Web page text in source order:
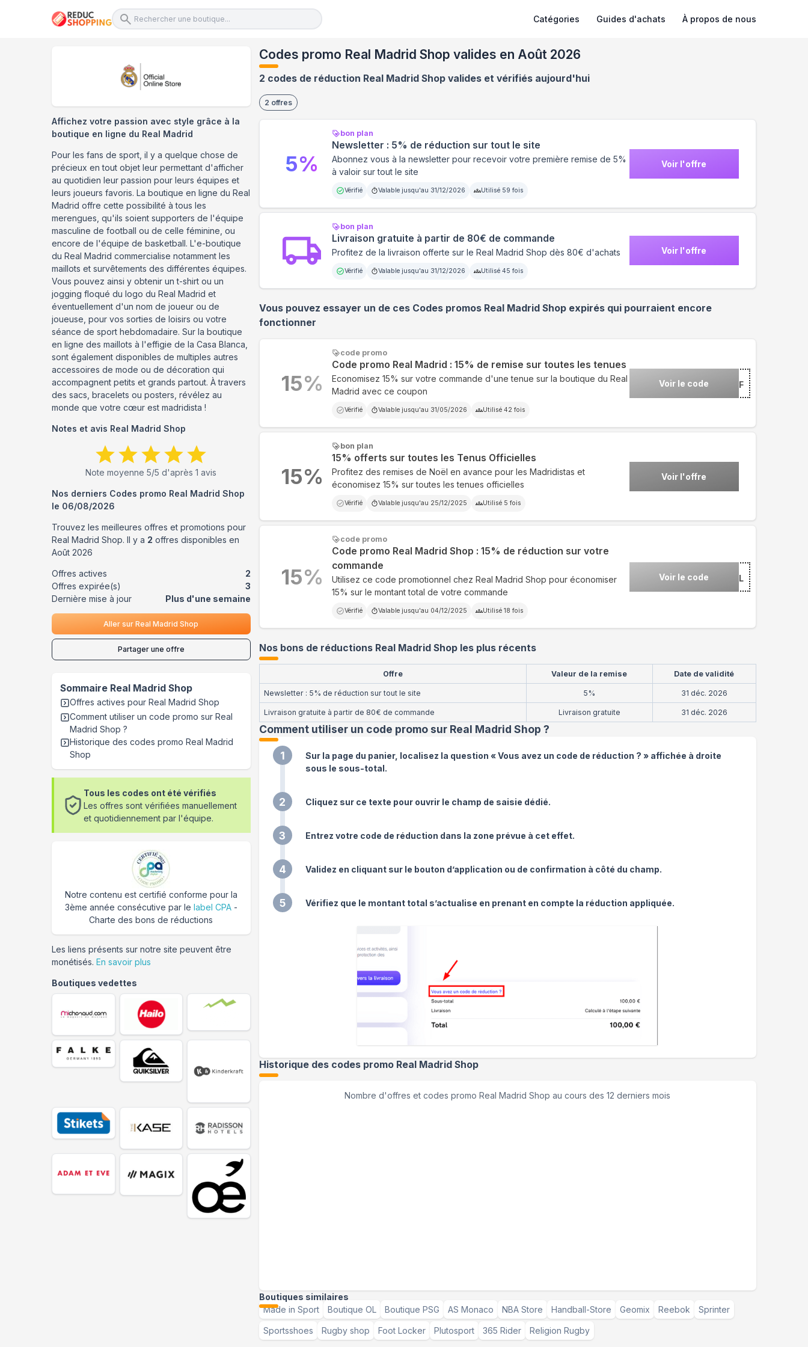
Catégories Guides d'achats À propos de nous
Codes promo Real Madrid Shop valides en Août 2026
2 codes de réduction Real Madrid Shop valides et vérifiés aujourd'hui
2 offres
bon plan
Newsletter : 5% de réduction sur tout le site
Abonnez vous à la newsletter pour recevoir votre première remise de 5%
à valoir sur tout le site
Vérifié Valable jusqu'au 31/12/2026 Utilisé 59 fois
Voir l'offre
5%
bon plan
Livraison gratuite à partir de 80€ de commande
Profitez de la livraison offerte sur le Real Madrid Shop dès 80€ d'achats
Vérifié Valable jusqu'au 31/12/2026 Utilisé 45 fois
Voir l'offre
Vous pouvez essayer un de ces Codes promos Real Madrid Shopexpirés qui pourraient encore
fonctionner
code promo
Code promo Real Madrid : 15% de remise sur toutes les tenues
Economisez 15% sur votre commande d'une tenue sur la boutique du Real
Madrid avec ce coupon
Vérifié Valable jusqu'au 31/05/2026 Utilisé 42 fois
Voir le code ***FF
15%
bon plan
15% offerts sur toutes les Tenus Officielles
Profitez des remises de Noël en avance pour les Madridistas et
économisez 15% sur toutes les tenues officielles
Vérifié Valable jusqu'au 25/12/2025 Utilisé 5 fois
Voir l'offre
15%
code promo
Code promo Real Madrid Shop : 15% de réduction sur votre
commande
Utilisez ce code promotionnel chez Real Madrid Shop pour économiser
15% sur le montant total de votre commande
Vérifié Valable jusqu'au 04/12/2025 Utilisé 18 fois
Voir le code ***LL
15%
Nos bons de réductions Real Madrid Shop les plus récents
Offre Valeur de la remise Date de validité
Newsletter : 5% de réduction sur tout le site 5% 31 déc. 2026
Livraison gratuite à partir de 80€ de commande Livraison gratuite 31 déc. 2026
Comment utiliser un code promo sur Real Madrid Shop ?
1
Sur la page du panier, localisez la question « Vous avez un code de réduction ? » affichée à droite
sous le sous-total.
2 Cliquez sur ce texte pour ouvrir le champ de saisie dédié.
3 Entrez votre code de réduction dans la zone prévue à cet effet.
4 Validez en cliquant sur le bouton d’application ou de confirmation à côté du champ.
5 Vérifiez que le montant total s’actualise en prenant en compte la réduction appliquée.
Historique des codes promo Real Madrid Shop
Nombre d'offres et codes promoReal Madrid Shop au cours des 12 derniers mois
Boutiques similaires
Made in Sport
Boutique OL Boutique PSG AS Monaco NBA Store Handball-Store Geomix Reebok Sprinter
Sportsshoes Rugby shop Foot Locker Plutosport 365 Rider Religion Rugby
Affichez votre passion avec style grâce à la
boutique en ligne du Real Madrid
Pour les fans de sport, il y a quelque chose de
précieux en tout objet leur permettant d'afficher
au quotidien leur passion pour leurs équipes et
leurs joueurs favoris. La boutique en ligne du Real
Madrid offre cette possibilité à tous les
merengues, qu'ils soient supporters de l'équipe
masculine de football ou de celle féminine, ou
encore de l'équipe de basketball. L'e-boutique
du Real Madrid commercialise notamment les
maillots et survêtements des différentes équipes.
Vous pouvez ainsi y obtenir un t-shirt ou un
jogging floqué du logo du Real Madrid et
éventuellement d'un nom de joueur ou de
joueuse, pour vos sorties de loisirs ou votre
séance de sport hebdomadaire. Sur la boutique
en ligne des maillots à l'effigie de la Casa Blanca,
sont également disponibles de multiples autres
accessoires de mode ou de décoration qui
accompagnent petits et grands partout. À travers
des sacs, bracelets ou posters, révélez au
monde que votre cœur est madridista !
Notes et avis Real Madrid Shop
Note moyenne5/5 d'après1 avis
Nos derniers Codes promo Real Madrid Shop
le 06/08/2026
Trouvez les meilleures offres et promotions pour
Real Madrid Shop. Il y a 2 offres disponibles en
Août 2026
Offres actives
2
Offres expirée(s)
3
Dernière mise à jour
Plus d'une semaine
Aller surReal Madrid Shop
Partager une offre
Sommaire Real Madrid Shop
Offres actives pour Real Madrid Shop
Comment utiliser un code promo sur Real
Madrid Shop ?
Historique des codes promo Real Madrid
Shop
Tous les codes ont été vérifiés
Les offres sont vérifiées manuellement
et quotidiennement par l'équipe.
Notre contenu est certifié conforme pour la
3ème année consécutive par le label CPA-
Charte des bons de réductions
Les liens présents sur notre site peuvent être
monétisés. En savoir plus
Boutiques vedettes